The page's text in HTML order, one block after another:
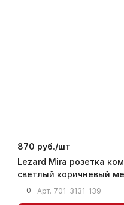
870 руб./шт
Lezard Mira розетка
светлый коричневый
0 Арт. 701-3131-139